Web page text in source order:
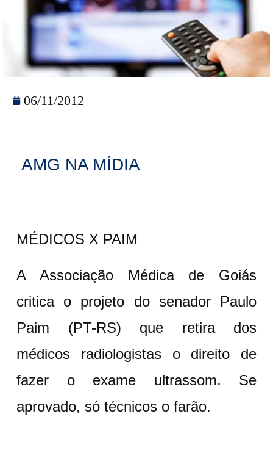
06/11/2012
AMG NA MÍDIA
MÉDICOS X PAIM
A Associação Médica de Goiás
critica o projeto do senador Paulo
Paim (PT-RS) que retira dos
médicos radiologistas o direito de
fazer o exame ultrassom. Se
aprovado, só técnicos o farão.